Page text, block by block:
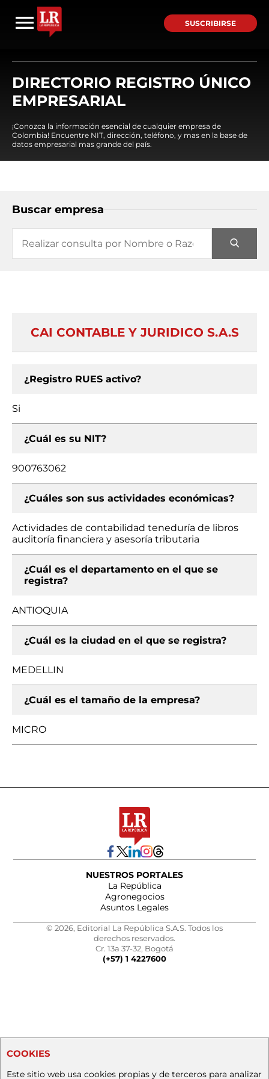
SUSCRIBIRSE
DIRECTORIO REGISTRO ÚNICO
EMPRESARIAL
¡Conozca la información esencial de cualquier empresa de
Colombia! Encuentre NIT, dirección, teléfono, y mas en la base de
datos empresarial mas grande del país.
Buscar empresa
CAI CONTABLE Y JURIDICO S.A.S
¿Registro RUES activo?
Si
¿Cuál es su NIT?
900763062
¿Cuáles son sus actividades económicas?
Actividades de contabilidad teneduría de libros
auditoría financiera y asesoría tributaria
¿Cuál es el departamento en el que se
registra?
ANTIOQUIA
¿Cuál es la ciudad en el que se registra?
MEDELLIN
¿Cuál es el tamaño de la empresa?
MICRO
NUESTROS PORTALES
La República
Agronegocios
Asuntos Legales
© 2026, Editorial La República S.A.S. Todos los
derechos reservados.
Cr. 13a 37-32, Bogotá
(+57) 1 4227600
COOKIES
Este sitio web usa cookies propias y de terceros para analizar